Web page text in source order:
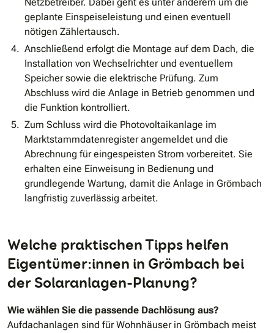
geplante Einspeiseleistung und einen eventuell
nötigen Zählertausch.
Anschließend erfolgt die Montage auf dem Dach, die
Installation von Wechselrichter und eventuellem
Speicher sowie die elektrische Prüfung. Zum
Abschluss wird die Anlage in Betrieb genommen und
die Funktion kontrolliert.
Zum Schluss wird die Photovoltaikanlage im
Marktstammdatenregister angemeldet und die
Abrechnung für eingespeisten Strom vorbereitet. Sie
erhalten eine Einweisung in Bedienung und
grundlegende Wartung, damit die Anlage in Grömbach
langfristig zuverlässig arbeitet.
Welche praktischen Tipps helfen
Eigentümer:innen in Grömbach bei
der Solaranlagen-Planung?
Wie wählen Sie die passende Dachlösung aus?
Aufdachanlagen sind für Wohnhäuser in Grömbach meist